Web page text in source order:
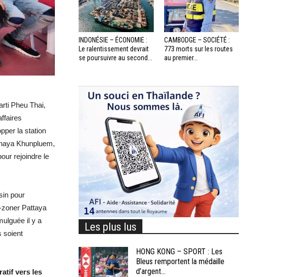
Pheu Thai,
la station
Khunpluem,
rejoindre le
pour
Pattaya
il y a
soient
vers les
INDONÉSIE – ÉCONOMIE :
Le ralentissement devrait
se poursuivre au second...
CAMBODGE – SOCIÉTÉ :
773 morts sur les routes
au premier...
Les plus lus
HONG KONG – SPORT : Les
Bleus remportent la médaille
d’argent...